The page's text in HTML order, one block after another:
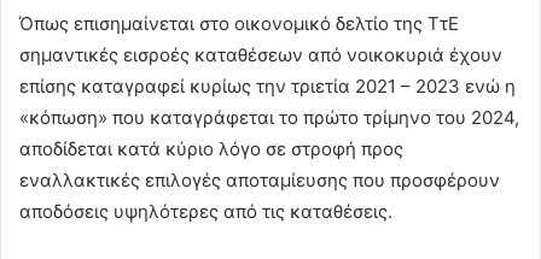
Όπως επισημαίνεται στο οικονομικό δελτίο της ΤτΕ
σημαντικές εισροές καταθέσεων από νοικοκυριά έχουν
επίσης καταγραφεί κυρίως την τριετία 2021 – 2023 ενώ η
«κόπωση» που καταγράφεται το πρώτο τρίμηνο του 2024,
αποδίδεται κατά κύριο λόγο σε στροφή προς
εναλλακτικές επιλογές αποταμίευσης που προσφέρουν
αποδόσεις υψηλότερες από τις καταθέσεις.